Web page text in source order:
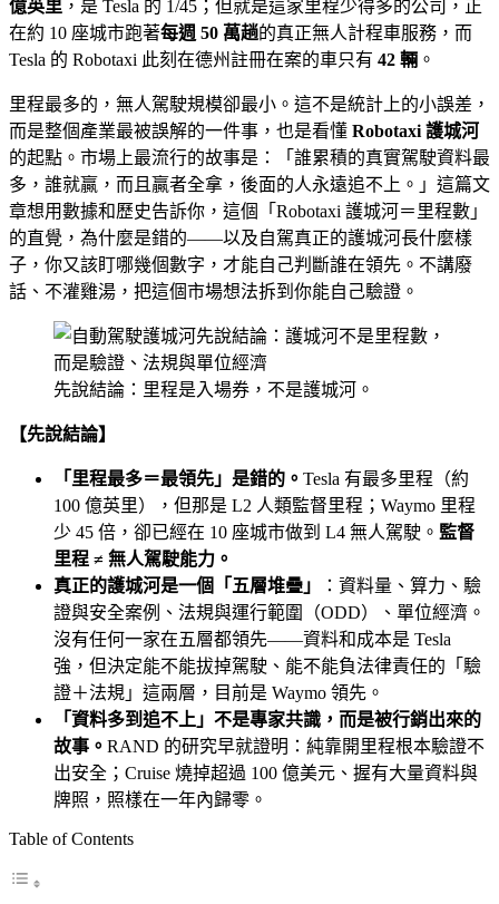
億英里 ，是 Tesla 的 1/45；但就是這家里程少得多的公司，正
在約 10 座城市跑著每週 50 萬趟的真正無人計程車服務，而
Tesla 的 Robotaxi 此刻在德州註冊在案的車只有 42 輛 。
里程最多的，無人駕駛規模卻最小。這不是統計上的小誤差，
而是整個產業最被誤解的一件事，也是看懂 Robotaxi 護城河
的起點。市場上最流行的故事是：「誰累積的真實駕駛資料最
多，誰就贏，而且贏者全拿，後面的人永遠追不上。」這篇文
章想用數據和歷史告訴你，這個「Robotaxi 護城河＝里程數」
的直覺，為什麼是錯的——以及自駕真正的護城河長什麼樣
子，你又該盯哪幾個數字，才能自己判斷誰在領先。不講廢
話、不灌雞湯，把這個市場想法拆到你能自己驗證。
先說結論：里程是入場券，不是護城河。
【先說結論】
「里程最多＝最領先」是錯的。 Tesla 有最多里程（約
100 億英里），但那是 L2 人類監督里程；Waymo 里程
少 45 倍，卻已經在 10 座城市做到 L4 無人駕駛。 監督
里程 ≠ 無人駕駛能力。
真正的護城河是一個「五層堆疊」
：資料量、算力、驗
證與安全案例、法規與運行範圍（ODD）、單位經濟。
沒有任何一家在五層都領先——資料和成本是 Tesla
強，但決定能不能拔掉駕駛、能不能負法律責任的「驗
證＋法規」這兩層，目前是 Waymo 領先。
「資料多到追不上」不是專家共識，而是被行銷出來的
故事。 RAND 的研究早就證明：純靠開里程根本驗證不
出安全；Cruise 燒掉超過 100 億美元、握有大量資料與
牌照，照樣在一年內歸零。
Table of Contents